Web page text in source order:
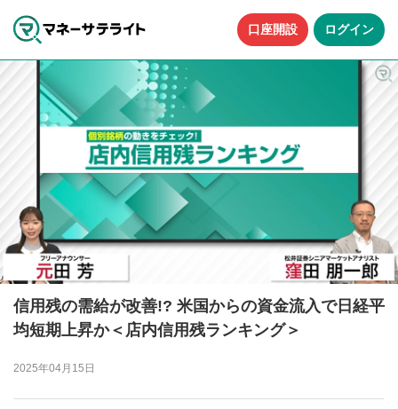
口座開設 ログイン
信用残の需給が改善!? 米国からの資金流入で日経平
均短期上昇か＜店内信用残ランキング＞
2025年04月15日